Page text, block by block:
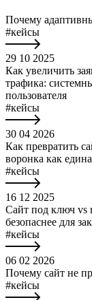
Почему
#кейсы
29 10 2025
Как увеличить
трафика:
пользователя
#кейсы
30 04 2026
Как превратить
воронка как
#кейсы
16 12 2025
Сайт под ключ vs
безопаснее для
#кейсы
06 02 2026
Почему сайт не
#кейсы